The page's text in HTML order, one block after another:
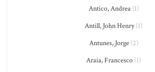
Antico, Andrea(1)
Antill, John Henry(1)
Antunes, Jorge(2)
Araia, Francesco (1)